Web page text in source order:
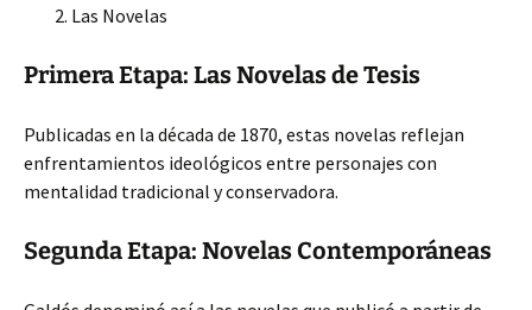
Las Novelas
Primera Etapa: Las Novelas de Tesis
Publicadas en la década de 1870, estas novelas reflejan
enfrentamientos ideológicos entre personajes con
mentalidad tradicional y conservadora.
Segunda Etapa: Novelas Contemporáneas